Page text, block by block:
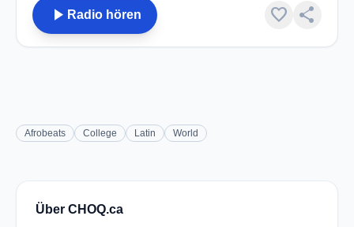
play_arrow Radio hören favorite share
Afrobeats College Latin World
Über CHOQ.ca